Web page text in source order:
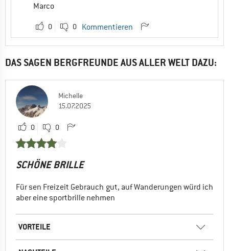
Marco
0 0 Kommentieren
DAS SAGEN BERGFREUNDE AUS ALLER WELT DAZU:
Michelle
15.07.2025
0 0
SCHÖNE BRILLE
Für sen Freizeit Gebrauch gut, auf Wanderungen würd ich
aber eine sportbrille nehmen
VORTEILE